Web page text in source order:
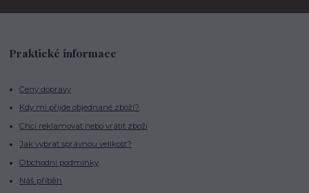
Praktické informace
Ceny dopravy
Kdy mi přijde objednané zboží?
Chci reklamovat nebo vrátit zboží
Jak vybrat správnou velikost?
Obchodní podmínky
Náš příběh